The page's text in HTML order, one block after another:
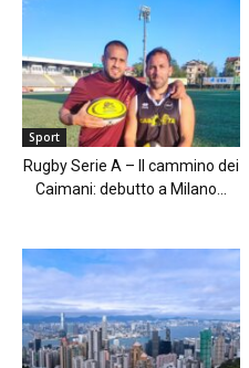
Sport
Rugby Serie A – Il cammino dei
Caimani: debutto a Milano...